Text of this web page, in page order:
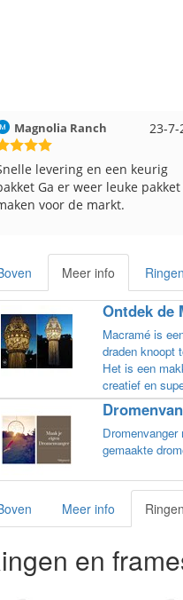
17-7-
uit Loyers
meerdere keren
breinaalden besteld, altijd
over de service.
Meer info
Ontdek de
Macramé is
draden knoopt
Het is een
creatief en
gemaakte
Meer info
en